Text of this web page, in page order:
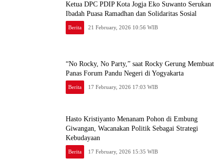
Ketua DPC PDIP Kota Jogja Eko Suwanto Serukan
Ibadah Puasa Ramadhan dan Solidaritas Sosial
Berita 21 February, 2026 10:56 WIB
“No Rocky, No Party,” saat Rocky Gerung Membuat
Panas Forum Pandu Negeri di Yogyakarta
Berita 17 February, 2026 17:03 WIB
Hasto Kristiyanto Menanam Pohon di Embung
Giwangan, Wacanakan Politik Sebagai Strategi
Kebudayaan
Berita 17 February, 2026 15:35 WIB